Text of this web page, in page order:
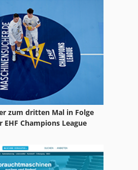
zum dritten Mal in Folge
Champions League